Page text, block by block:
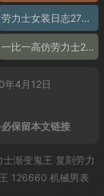
劳力士女装日志279383RBR 精仿劳力士279383RBR 高仿劳力士279383RBR 复刻劳力士279383RBR a货劳力士279383RBR
一比一高仿劳力士279383RBR 女装日志型279383R
年4月12日
保留本文链接